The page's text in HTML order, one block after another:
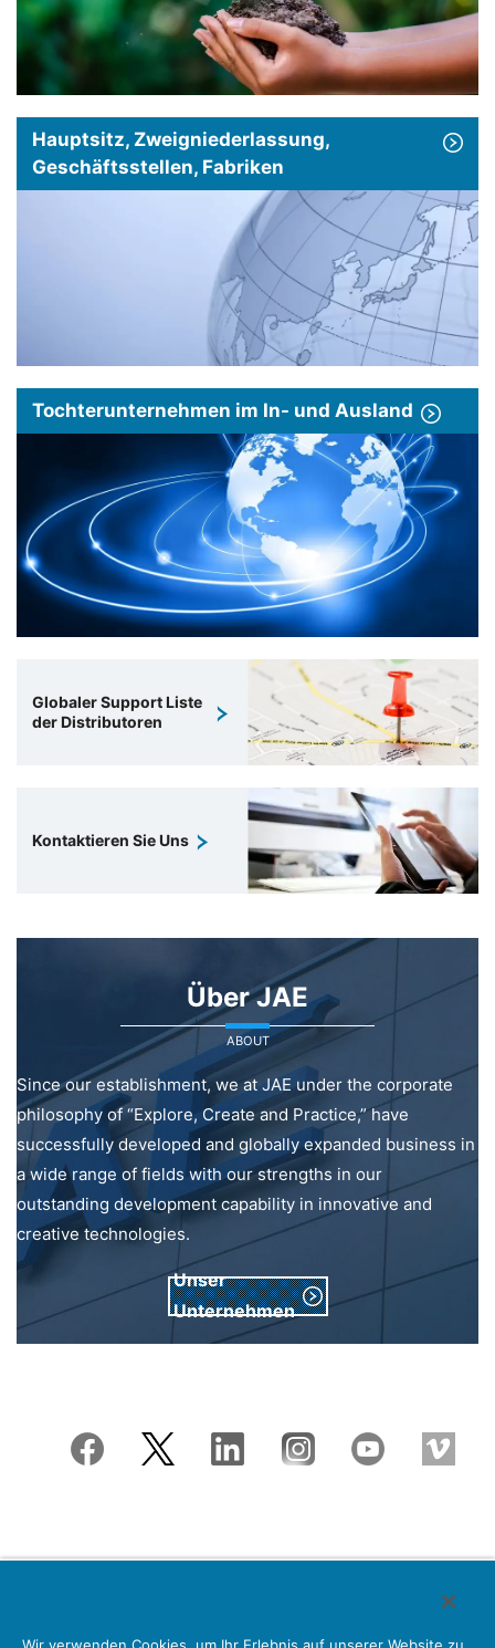
Hauptsitz, Zweigniederlassung,
Geschäftsstellen, Fabriken
Tochterunternehmen im In- und Ausland
Globaler Support Liste
der Distributoren
Kontaktieren Sie Uns
Über JAE
ABOUT
Since our establishment, we at JAE under the corporate
philosophy of “Explore, Create and Practice,” have
successfully developed and globally expanded business in
a wide range of fields with our strengths in our
outstanding development capability in innovative and
creative technologies.
Unser
Unternehmen